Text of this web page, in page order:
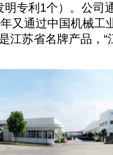
明专利1个）。公司
又通过中国机械工
江苏省名牌产品，“